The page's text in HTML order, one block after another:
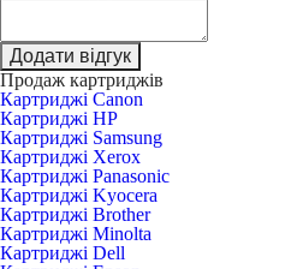
Додати відгук
Продаж картриджів
Картриджі Canon
Картриджі HP
Картриджі Samsung
Картриджі Xerox
Картриджі Panasonic
Картриджі Kyocera
Картриджі Brother
Картриджі Minolta
Картриджі Dell